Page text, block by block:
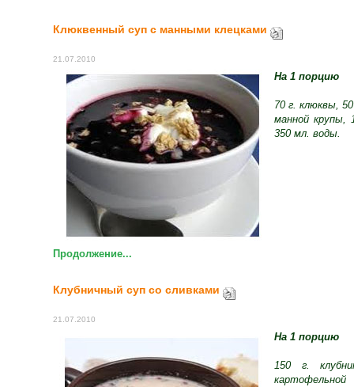
Клюквенный суп с манными клецками
21.07.2010
На 1 порцию
70 г. клюквы,
манной крупы,
350 мл. воды.
Продолжение...
Клубничный суп со сливками
21.07.2010
На 1 порцию
150 г.